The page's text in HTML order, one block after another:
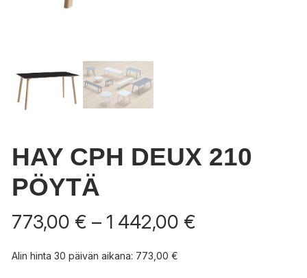
HAY CPH DEUX 210
PÖYTÄ
773,00 € – 1 442,00 €
Alin hinta 30 päivän aikana: 773,00 €